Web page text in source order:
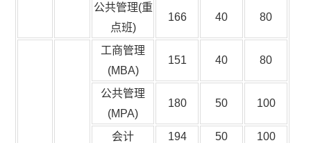
公共管理(重
点班)
166 40 80
工商管理
(MBA)
151 40 80
公共管理
(MPA)
180 50 100
会计 194 50
100